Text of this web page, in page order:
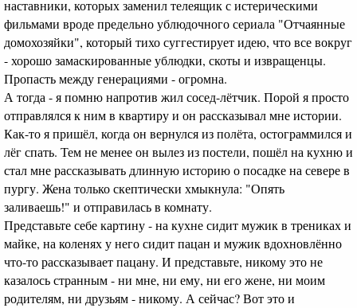
наставники, которых заменил телеящик с истерическими
фильмами вроде предельно ублюдочного сериала "Отчаянные
домохозяйки", который тихо суггестирует идею, что все вокруг
- хорошо замаскированные ублюдки, скоты и извращенцы.
Пропасть между генерациями - огромна.
А тогда - я помню напротив жил сосед-лётчик. Порой я просто
отправлялся к ним в квартиру и он рассказывал мне истории.
Как-то я пришёл, когда он вернулся из полёта, остограммился и
лёг спать. Тем не менее он вылез из постели, пошёл на кухню и
стал мне рассказывать длинную историю о посадке на севере в
пургу. Жена только скептически хмыкнула: "Опять
заливаешь!" и отправилась в комнату.
Представьте себе картину - на кухне сидит мужик в трениках и
майке, на коленях у него сидит пацан и мужик вдохновлённо
что-то рассказывает пацану. И представьте, никому это не
казалось странным - ни мне, ни ему, ни его жене, ни моим
родителям, ни друзьям - никому. А сейчас? Вот это и